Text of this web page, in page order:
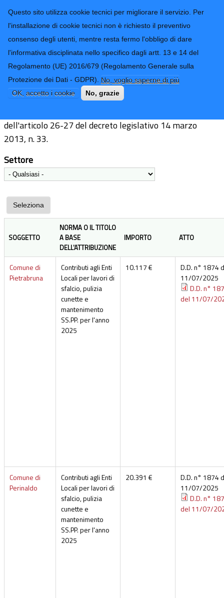
Questo sito utilizza cookie tecnici per migliorare il servizio. Per
l'installazione di cookie tecnici non è richiesto il preventivo
consenso degli utenti, mentre resta fermo l'obbligo di dare
l'informativa disciplinata nello specifico dagli artt. 13 e 14 del
Regolamento (UE) 2016/679 (Regolamento Generale sulla
Protezione dei Dati - GDPR). No, voglio saperne di più
OK, accetto i cookie
No, grazie
Provincia di
Imperia
CONTATTI-URP
TRASPARENZA
Form di ricerca
Elenco beneficiari
dell'articolo 26-27 del decreto legislativo 14 marzo
2013, n. 33.
Settore
SOGGETTO
NORMA O IL TITOLO
A BASE
DELL'ATTRIBUZIONE
IMPORTO ATTO
Comune di
Pietrabruna
Contributi agli Enti
Locali per lavori di
sfalcio, pulizia
cunette e
mantenimento
SS.PP. per l'anno
2025
10.117 €
D.D. n° 1874
11/07/2025
D.D. n°
del 11/07/
Comune di
Perinaldo
Contributi agli Enti
Locali per lavori di
sfalcio, pulizia
cunette e
mantenimento
SS.PP. per l'anno
2025
20.391 €
D.D. n° 1874
11/07/2025
D.D. n°
del 11/07/